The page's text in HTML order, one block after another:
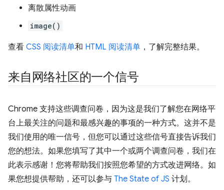
离散属性动画
image()
查看 CSS 阅读清单和 HTML 阅读清单 ，了解完整结果。
来自网络社区的一个信号
Chrome 支持这些调查问卷，因为这是我们了解您在网络平
台上最关注的问题和最感兴趣的事项的一种方式。这并不是
我们使用的唯一信号，但您可以通过这些信号直接告诉我们
您的想法。如果您填写了其中一个或两个调查问卷，我们在
此表示感谢！您将帮助我们按照您希望的方式改进网络。如
果您想提供帮助，还可以参与 The State of JS 计划。